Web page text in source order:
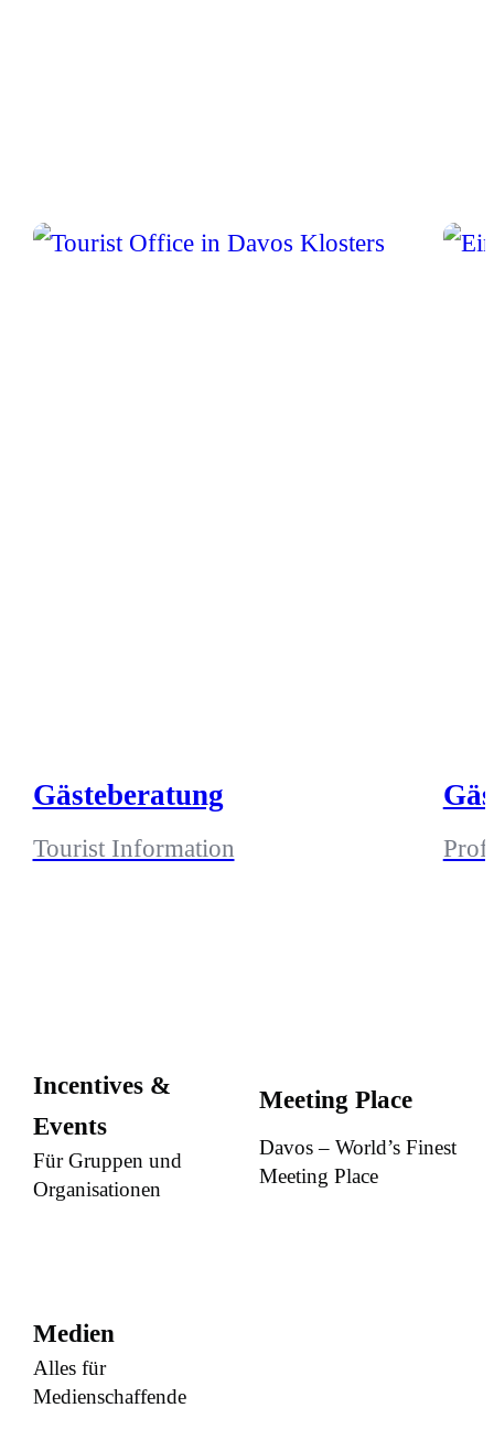
Gästeberatung
Tourist Information
Incentives &
Events
Für Gruppen und
Organisationen
Meeting Place
Davos – World’s Finest
Meeting Place
Medien
Alles für
Medienschaffende